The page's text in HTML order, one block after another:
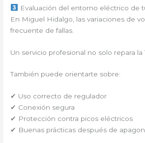
Evaluación del entorno eléctrico de
En Miguel Hidalgo, las variaciones de
frecuente de fallas.
Un servicio profesional no solo repara la
También puede orientarte sobre:
✔ Uso correcto de regulador
✔ Conexión segura
✔ Protección contra picos eléctricos
✔ Buenas prácticas después de